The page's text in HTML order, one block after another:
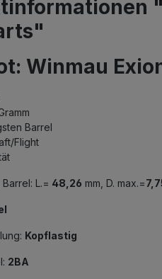
Winmau
Barrel
Flight
Barrel: L.= 48,26 mm, D. max.=
Kopflastig
2BA